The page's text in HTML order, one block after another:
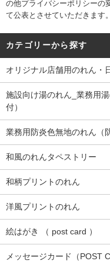
の他プライバシーポリシーの
て公表とさせていただきます。
カテゴリーから探す
オリジナル店舗用のれん・
施設向け湯のれん_業務用
付）
業務用防炎色無地のれん（
和風のれんタペストリー
和柄プリントのれん
洋風プリントのれん
絵はがき （ post card ）
メッセージカード（POST